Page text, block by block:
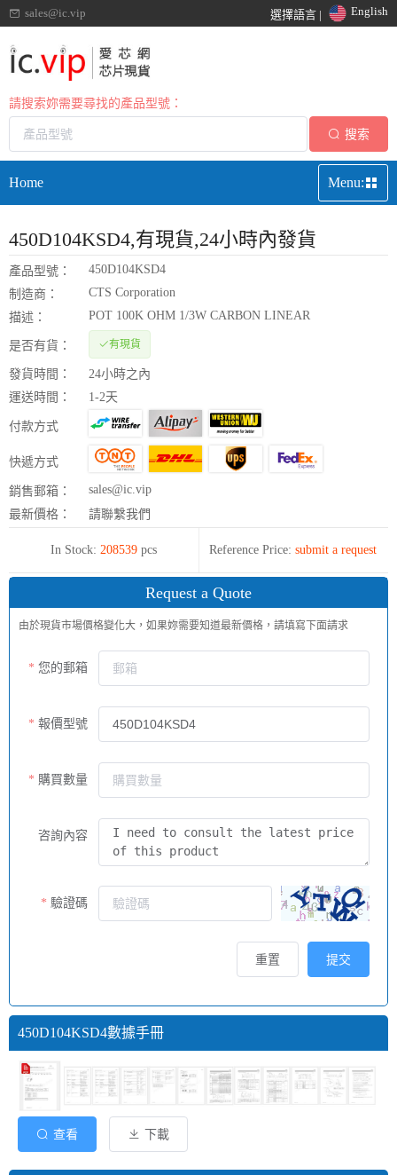
sales@ic.vip 選擇語言 | English
請搜索妳需要尋找的產品型號：
搜索
Home Menu:
450D104KSD4,有現貨,24小時內發貨
產品型號：
450D104KSD4
制造商：
CTS Corporation
描述：
POT 100K OHM 1/3W CARBON LINEAR
是否有貨： 有現貨
發貨時間：
24小時之內
運送時間：
1-2天
付款方式
快遞方式
銷售郵箱：
sales@ic.vip
最新價格：
請聯繫我們
In Stock: 208539 pcs Reference Price: submit a request
Request a Quote
由於現貨市場價格變化大，如果妳需要知道最新價格，請填寫下面請求
您的郵箱
報價型號
購買數量
咨詢內容
驗證碼
提交
重置
450D104KSD4數據手冊
查看 下載